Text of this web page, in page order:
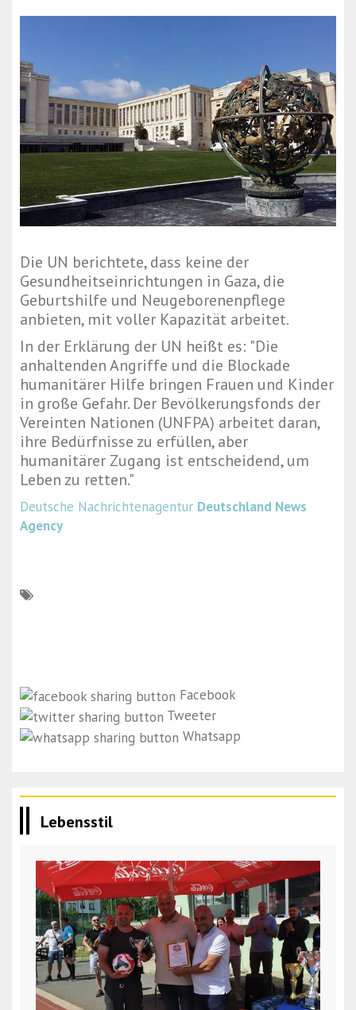
Die UN berichtete, dass keine der
Gesundheitseinrichtungen in Gaza, die
Geburtshilfe und Neugeborenenpflege
anbieten, mit voller Kapazität arbeitet.
In der Erklärung der UN heißt es: "Die
anhaltenden Angriffe und die Blockade
humanitärer Hilfe bringen Frauen und Kinder
in große Gefahr. Der Bevölkerungsfonds der
Vereinten Nationen (UNFPA) arbeitet daran,
ihre Bedürfnisse zu erfüllen, aber
humanitärer Zugang ist entscheidend, um
Leben zu retten."
Deutsche Nachrichtenagentur Deutschland News
Agency
Facebook
Tweeter
Whatsapp
Lebensstil